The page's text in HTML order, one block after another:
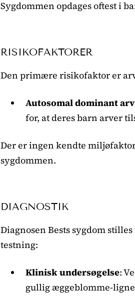
Sygdommen opdages oftest i
RISIKOFAKTORER
Den primære risikofaktor er
Autosomal dominant arv
for, at deres barn arver
Der er ingen kendte
sygdommen.
DIAGNOSTIK
Diagnosen Bests sygdom
testning:
Klinisk undersøgelse:
gullig æggeblomme-